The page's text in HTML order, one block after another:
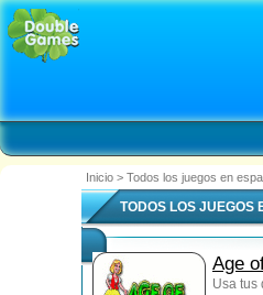
Inicio > Todos los juegos en
TODOS LOS JUEGOS
Age
Usa tus